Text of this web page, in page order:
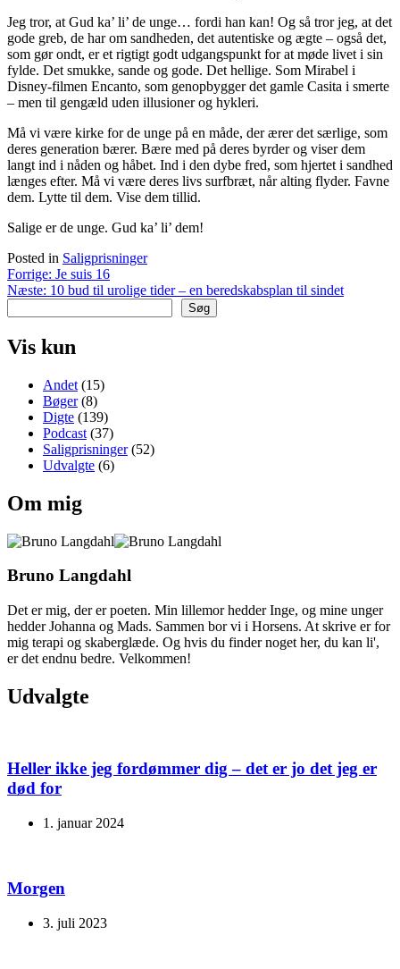
Jeg tror, at Gud ka’ li’ de unge… fordi han kan! Og så tror jeg, at det
gode greb, de har om sandheden, det autentiske og ægte – også det,
som gør ondt, er et rigtigt godt udgangspunkt for at møde livet i sin
fylde. Det smukke, sande og gode. Det hellige. Som Mirabel i
Disney-filmen Encanto, som genopbygger det gamle Casita i smerte
– men til gengæld uden illusioner og hykleri.
Må vi være kirke for de unge på en måde, der ærer det særlige, som
deres generation bærer. Bære med på deres byrder og viser dem
langt ind i nåden og håbet. Ind i den dybe fred, som hjertet i sandhed
længes efter. Må vi være deres livs surfbræt, når alting flyder. Favne
dem. Lytte til dem. Vise dem tillid.
Salige er de unge. Gud ka’ li’ dem!
Posted in Saligprisninger
Indlægsnavigation
Forrige: Je suis 16
Næste: 10 bud til urolige tider – en beredskabsplan til sindet
Søg
Vis kun
Andet (15)
Bøger(8)
Digte (139)
Podcast (37)
Saligprisninger(52)
Udvalgte (6)
Om mig
Bruno Langdahl
Det er mig, der er poeten. Min lillemor hedder Inge, og mine unger
hedder Johanna og Mads. Sammen bor vi i Horsens. At skrive er for
mig terapi og skaberglæde. Og hvis du finder noget her, du kan li',
er det endnu bedre. Velkommen!
Udvalgte
Heller ikke jeg fordømmer dig – det er jo det jeg er
død for
1. januar 2024
Morgen
3. juli 2023